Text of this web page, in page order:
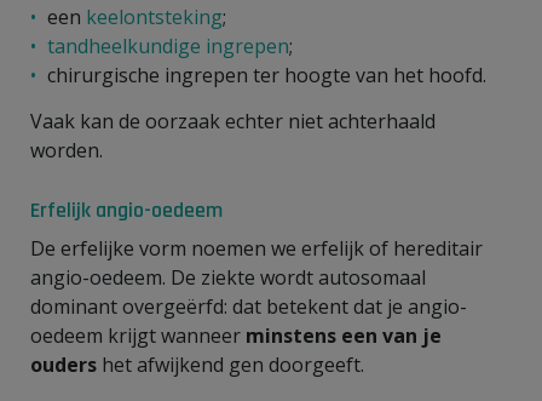
een keelontsteking;
tandheelkundige ingrepen;
chirurgische ingrepen ter hoogte van het hoofd.
Vaak kan de oorzaak echter niet achterhaald
worden.
Erfelijk angio-oedeem
De erfelijke vorm noemen we erfelijk of hereditair
angio-oedeem. De ziekte wordt autosomaal
dominant overgeërfd: dat betekent dat je angio-
oedeem krijgt wanneer minstens een van je
ouders het afwijkend gen doorgeeft.